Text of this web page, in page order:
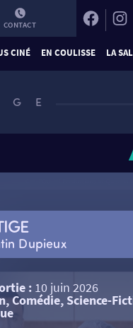
CONTACT
CINÉ EN COULISSE LA
Dupieux
: 10 juin 2026
Comédie, Science-